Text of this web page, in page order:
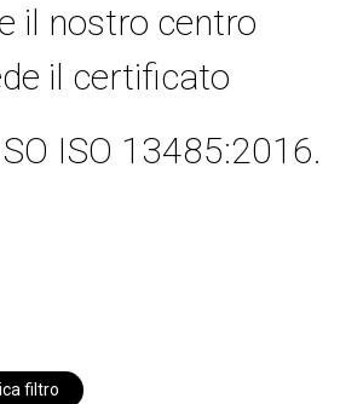
il nostro centro
il certificato
ISO 13485:2016.
filtro